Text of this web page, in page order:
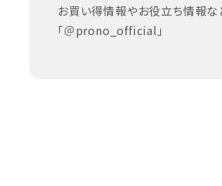
お買い得情報やお役立ち情報な
「＠prono_official」